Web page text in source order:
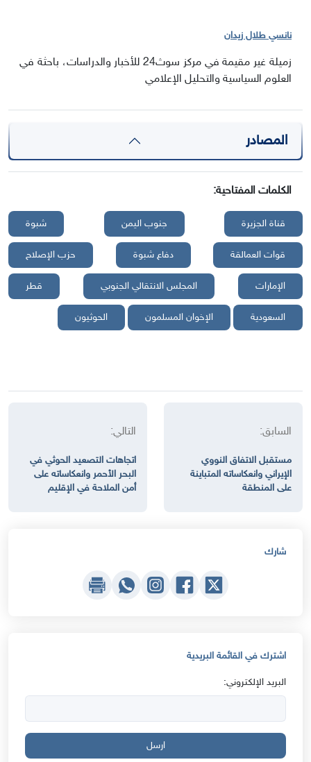
نانسي طلال زيدان
زميلة غير مقيمة في مركز سوث24 للأخبار والدراسات، باحثة في
العلوم السياسية والتحليل الإعلامي
المصادر
الكلمات المفتاحية:
قناة الجزيرة جنوب اليمن شبوة
قوات العمالقة دفاع شبوة حزب الإصلاح
الإمارات المجلس الانتقالي الجنوبي قطر
السعودية الإخوان المسلمون الحوثيون
السابق:
مستقبل الاتفاق النووي
الإيراني وانعكاساته المتباينة
على المنطقة
التالي:
اتجاهات التصعيد الحوثي في
البحر الأحمر وانعكاساته على
أمن الملاحة في الإقليم
شارك
اشترك في القائمة البريدية
البريد الإلكتروني:
ارسل